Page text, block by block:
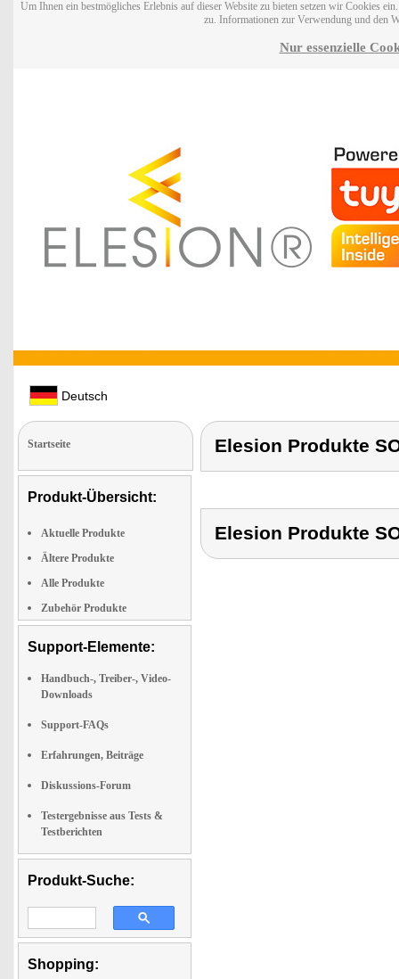
Um Ihnen ein bestmögliches Erlebnis auf dieser Website zu bieten setzen wir Cookies
zu. Informationen zur Verwendung und den
Nur essenzielle
Deutsch
Startseite
Produkt-Übersicht:
Aktuelle Produkte
Ältere Produkte
Alle Produkte
Zubehör Produkte
Support-Elemente:
Handbuch-, Treiber-, Video-
Downloads
Support-FAQs
Erfahrungen, Beiträge
Diskussions-Forum
Testergebnisse aus Tests &
Testberichten
Produkt-Suche:
Shopping:
Elesion Produkte
Elesion Produkte